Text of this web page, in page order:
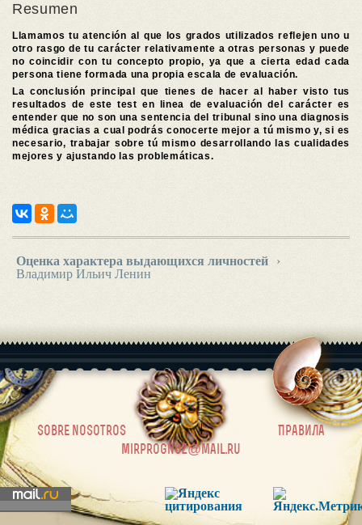
Resumen
Llamamos tu atención al que los grados utilizados reflejen uno u
otro rasgo de tu carácter relativamente a otras personas y puede
no coincidir con tu concepto propio, ya que a cierta edad cada
persona tiene formada una propia escala de evaluación.
La conclusión principal que tienes de hacer al haber visto tus
resultados de este test en linea de evaluación del carácter es
entender que no son una sentencia del tribunal sino una diagnosis
médica gracias a cual podrás conocerte mejor a tú mismo y, si es
necesario, trabajar sobre tú mismo desarrollando las cualidades
mejores y ajustando las problemáticas.
Оценка характера выдающихся личностей
›
Владимир Ильич Ленин
sobre nosotros |
Правила
mirprognoz@mail.ru